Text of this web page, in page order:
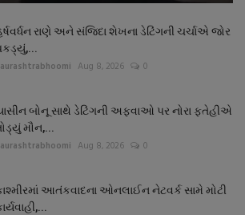
રાણે અને સંજિદા શેખના ડેટિંગની ચર્ચાએ જોર
Aug 8, 2026 0
બોનૂ સાથે ડેટિંગની અફવાઓ પર નોરા ફતેહીએ
મૌન,...
Aug 8, 2026 0
આતંકવાદના ઓનલાઈન નેટવર્ક સામે મોટી